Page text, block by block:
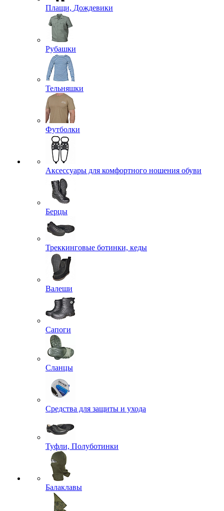
Плащи, Дождевики
Рубашки
Тельняшки
Футболки
Аксессуары для комфортного ношения обуви
Берцы
Треккинговые ботинки, кеды
Валеши
Сапоги
Сланцы
Средства для защиты и ухода
Туфли, Полуботинки
Балаклавы